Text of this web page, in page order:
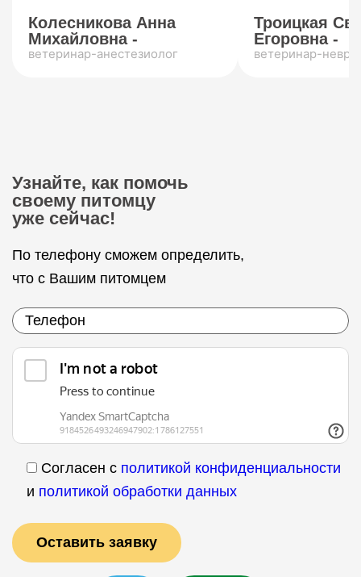
Колесникова Анна
Михайловна -
ветеринар-анестезиолог
Троицкая
Егоровна -
ветеринар-
Узнайте, как помочь
своему питомцу
уже сейчас!
По телефону сможем определить,
что с Вашим питомцем
Согласен с политикой конфиденциальности
и политикой обработки данных